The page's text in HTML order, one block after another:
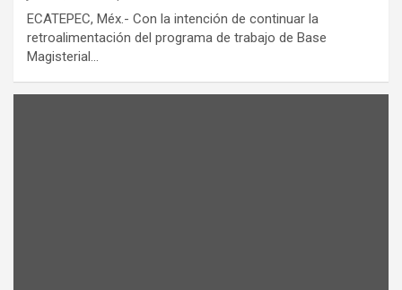
ECATEPEC, Méx.- Con la intención de continuar la
retroalimentación del programa de trabajo de Base
Magisterial…